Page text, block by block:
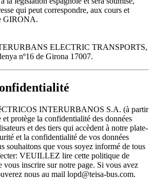
qui peut correspondre, aux cours et
GIRONA.
ELECTRIC TRANSPORTS,
nº16 de Girona 17007.
INTERURBANOS S.A. (à partir
protège la confidentialité des données
et des tiers qui accèdent à notre plate-
et la confidentialité de vos données
souhaitons que vous soyez informé de tous
VEUILLEZ lire cette politique de
vous inscrire sur notre page. Si vous avez
nous au mail lopd@teisa-bus.com.